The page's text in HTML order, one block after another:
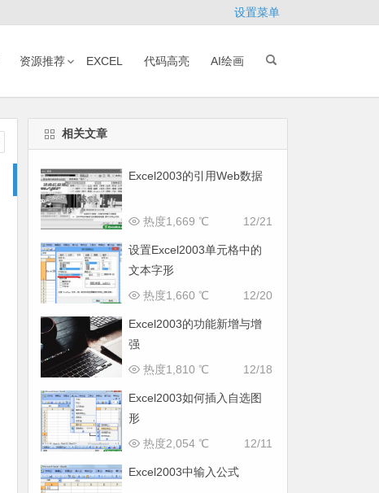
设置菜单
资源推荐 EXCEL 代码高亮 AI绘画
相关文章
Excel2003的引用Web数据
12/21
热度1,669 ℃
设置Excel2003单元格中的
文本字形
12/20
热度1,660 ℃
Excel2003的功能新增与增
强
12/18
热度1,810 ℃
Excel2003如何插入自选图
形
12/11
热度2,054 ℃
Excel2003中输入公式